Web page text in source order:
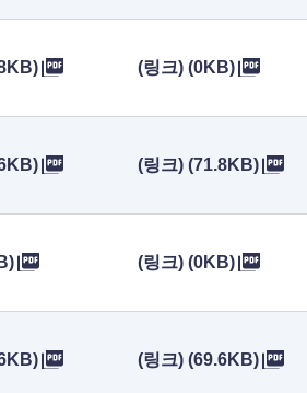
(링크) (0KB)
(링크) (71.8KB)
(링크) (0KB)
(링크) (69.6KB)